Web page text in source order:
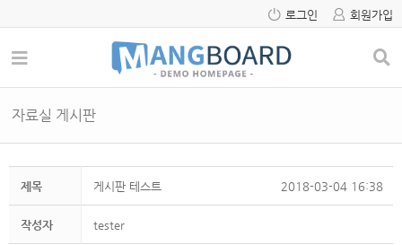
로그인 회원가입
자료실 게시판
제목 게시판 테스트 2018-03-04 16:38
작성자 tester